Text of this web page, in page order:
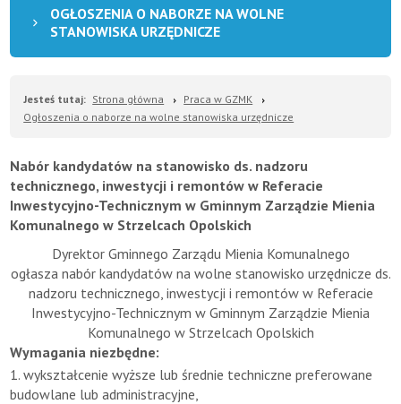
OGŁOSZENIA O NABORZE NA WOLNE
STANOWISKA URZĘDNICZE
Jesteś tutaj: Strona główna
Praca w GZMK
Ogłoszenia o naborze na wolne stanowiska urzędnicze
Nabór kandydatów na stanowisko ds. nadzoru
technicznego, inwestycji i remontów w Referacie
Inwestycyjno-Technicznym w Gminnym Zarządzie Mienia
Komunalnego w Strzelcach Opolskich
Dyrektor Gminnego Zarządu Mienia Komunalnego
ogłasza nabór kandydatów na wolne stanowisko urzędnicze ds.
nadzoru technicznego, inwestycji i remontów w Referacie
Inwestycyjno-Technicznym w Gminnym Zarządzie Mienia
Komunalnego w Strzelcach Opolskich
Wymagania niezbędne:
1. wykształcenie wyższe lub średnie techniczne preferowane
budowlane lub administracyjne,